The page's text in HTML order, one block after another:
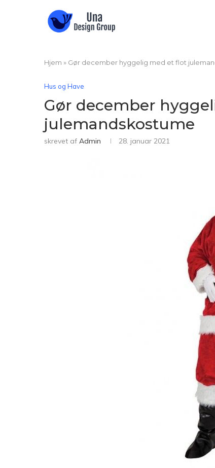
Hjem » Gør december hyggelig med et flot
Hus og Have
Gør december
julemandskostume
skrevet af Admin 28. januar 2021